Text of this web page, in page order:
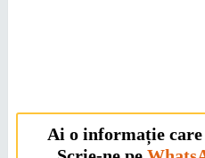
Ai o informație